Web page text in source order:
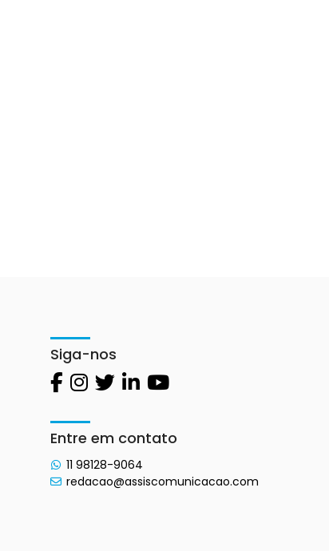
Siga-nos
Entre em contato
11 98128-9064
redacao@assiscomunicacao.com